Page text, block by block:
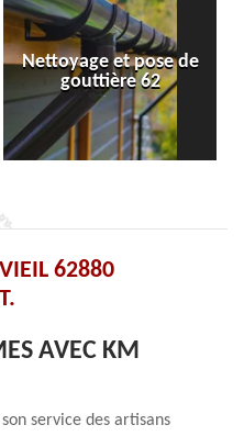
Pose et réparation de
velux 62
62880
AVEC KM
service des artisans